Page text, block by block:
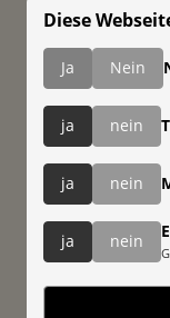
Diese
Ja Nein
ja nein
ja nein
ja nein